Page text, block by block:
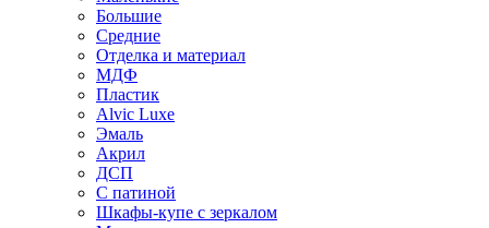
Большие
Средние
Отделка и материал
МДФ
Пластик
Alvic Luxe
Эмаль
Акрил
ДСП
С патиной
Шкафы-купе с зеркалом